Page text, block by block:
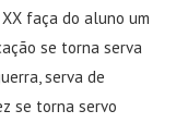
faça do aluno um
se torna serva
serva de
se torna servo